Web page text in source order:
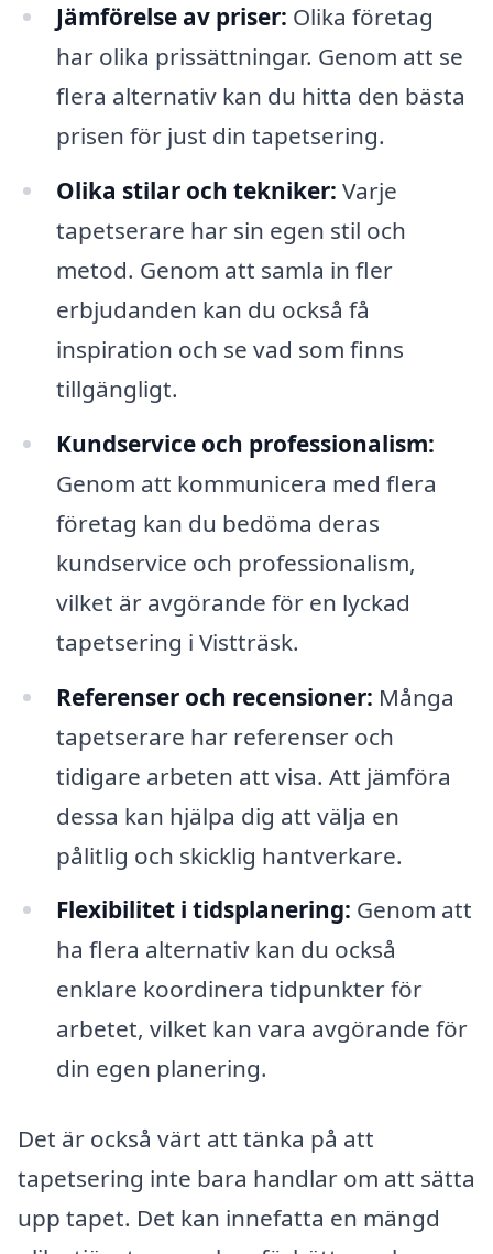
Jämförelse av priser: Olika företag
har olika prissättningar. Genom att se
flera alternativ kan du hitta den bästa
prisen för just din tapetsering.
Olika stilar och tekniker: Varje
tapetserare har sin egen stil och
metod. Genom att samla in fler
erbjudanden kan du också få
inspiration och se vad som finns
tillgängligt.
Kundservice och professionalism:
Genom att kommunicera med flera
företag kan du bedöma deras
kundservice och professionalism,
vilket är avgörande för en lyckad
tapetsering i Vistträsk.
Referenser och recensioner: Många
tapetserare har referenser och
tidigare arbeten att visa. Att jämföra
dessa kan hjälpa dig att välja en
pålitlig och skicklig hantverkare.
Flexibilitet i tidsplanering: Genom att
ha flera alternativ kan du också
enklare koordinera tidpunkter för
arbetet, vilket kan vara avgörande för
din egen planering.
Det är också värt att tänka på att
tapetsering inte bara handlar om att sätta
upp tapet. Det kan innefatta en mängd